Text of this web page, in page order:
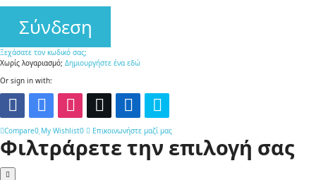
Σύνδεση
Ξεχάσατε τον κωδικό σας;
Χωρίς λογαριασμό; Δημιουργήστε ένα εδώ
Or sign in with:
Compare0 My Wishlist0 Επικοινωνήστε μαζί μας
Φιλτράρετε την επιλογή σας